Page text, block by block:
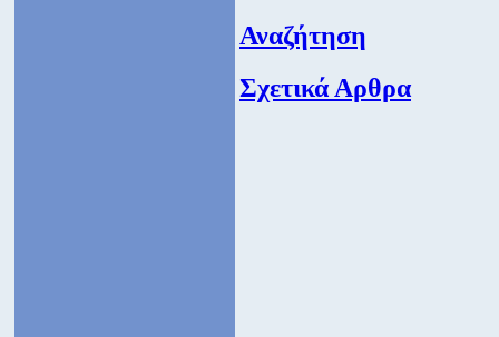
Αναζήτηση
Σχετικά Αρθρα